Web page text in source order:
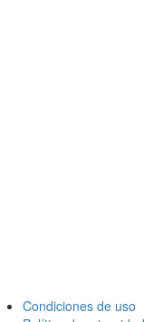
Condiciones de uso